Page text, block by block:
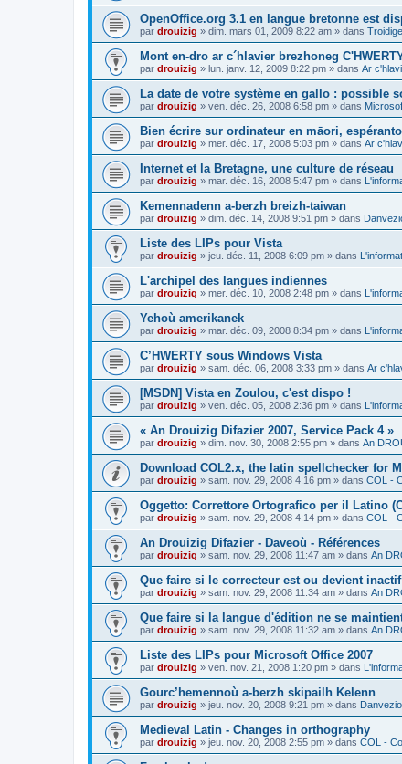
OpenOffice.org 3.1 en langue bretonne est
par drouizig » dim. mars 01, 2009 8:22 am » dans
Mont en-dro ar c´hlavier brezhoneg
par drouizig » lun. janv. 12, 2009 8:22 pm » dans Ar
La date de votre système en gallo : possible
par drouizig » ven. déc. 26, 2008 6:58 pm » dans
Bien écrire sur ordinateur en māori,
par drouizig » mer. déc. 17, 2008 5:03 pm » dans Ar
Internet et la Bretagne, une culture de réseau
par drouizig » mar. déc. 16, 2008 5:47 pm » dans
Kemennadenn a-berzh breizh-taiwan
par drouizig » dim. déc. 14, 2008 9:51 pm » dans
Liste des LIPs pour Vista
par drouizig » jeu. déc. 11, 2008 6:09 pm » dans
L'archipel des langues indiennes
par drouizig » mer. déc. 10, 2008 2:48 pm » dans
Yehoù amerikanek
par drouizig » mar. déc. 09, 2008 8:34 pm » dans
C’HWERTY sous Windows Vista
par drouizig » sam. déc. 06, 2008 3:33 pm » dans Ar
[MSDN] Vista en Zoulou, c'est dispo !
par drouizig » ven. déc. 05, 2008 2:36 pm » dans
« An Drouizig Difazier 2007, Service Pack 4 »
par drouizig » dim. nov. 30, 2008 2:55 pm » dans An
Download COL2.x, the latin spellchecker for
par drouizig » sam. nov. 29, 2008 4:16 pm » dans COL -
Oggetto: Correttore Ortografico per il Latino
par drouizig » sam. nov. 29, 2008 4:14 pm » dans COL -
An Drouizig Difazier - Daveoù - Références
par drouizig » sam. nov. 29, 2008 11:47 am » dans An
Que faire si le correcteur est ou devient
par drouizig » sam. nov. 29, 2008 11:34 am » dans An
Que faire si la langue d'édition ne se
par drouizig » sam. nov. 29, 2008 11:32 am » dans An
Liste des LIPs pour Microsoft Office 2007
par drouizig » ven. nov. 21, 2008 1:20 pm » dans
Gourc’hemennoù a-berzh skipailh Kelenn
par drouizig » jeu. nov. 20, 2008 9:21 pm » dans
Medieval Latin - Changes in orthography
par drouizig » jeu. nov. 20, 2008 2:55 pm » dans COL -